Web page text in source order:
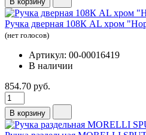
Ручка дверная 108К AL хром
(нет голосов)
Артикул: 00-00016419
В наличии
854.70 руб.
В корзину